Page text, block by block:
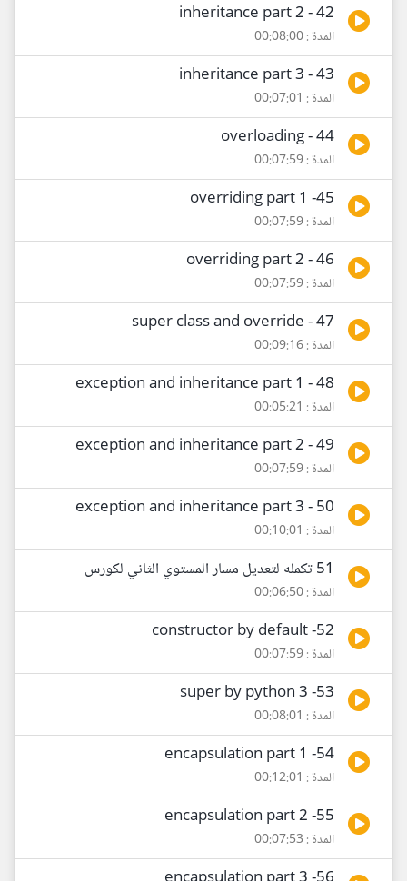
42 - inheritance part 2
المدة : 00:08:00
43 - inheritance part 3
المدة : 00:07:01
44 - overloading
المدة : 00:07:59
45- overriding part 1
المدة : 00:07:59
46 - overriding part 2
المدة : 00:07:59
47 - super class and override
المدة : 00:09:16
48 - exception and inheritance part 1
المدة : 00:05:21
49 - exception and inheritance part 2
المدة : 00:07:59
50 - exception and inheritance part 3
المدة : 00:10:01
51 تكمله لتعديل مسار المستوي الثاني لكورس
المدة : 00:06:50
52- constructor by default
المدة : 00:07:59
53- super by python 3
المدة : 00:08:01
54- encapsulation part 1
المدة : 00:12:01
55- encapsulation part 2
المدة : 00:07:53